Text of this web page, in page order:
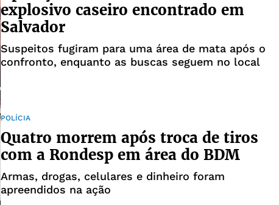
explosivo caseiro encontrado em
Salvador
Suspeitos fugiram para uma área de mata após o
confronto, enquanto as buscas seguem no local
POLÍCIA
Quatro morrem após troca de tiros
com a Rondesp em área do BDM
Armas, drogas, celulares e dinheiro foram
apreendidos na ação